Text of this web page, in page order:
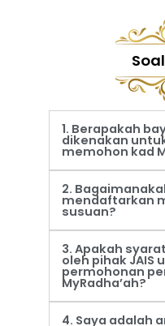
1. Berapakah
dikenakan
memohon kad
2.
mendaftarkan
susuan?
3. Apakah
oleh pihak JAIS
permohonan
MyRadha’ah?
4. Saya adalah